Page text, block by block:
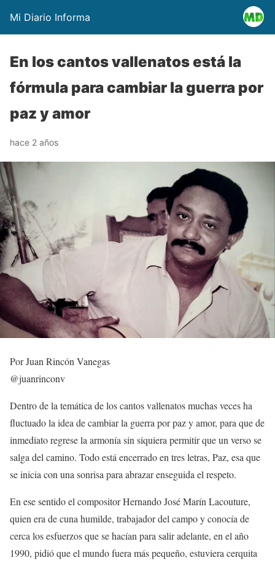
Mi Diario Informa
En los cantos vallenatos está la
fórmula para cambiar la guerra por
paz y amor
hace 2 años
Por Juan Rincón Vanegas
@juanrinconv
Dentro de la temática de los cantos vallenatos muchas veces ha
fluctuado la idea de cambiar la guerra por paz y amor, para que de
inmediato regrese la armonía sin siquiera permitir que un verso se
salga del camino. Todo está encerrado en tres letras, Paz, esa que
se inicia con una sonrisa para abrazar enseguida el respeto.
En ese sentido el compositor Hernando José Marín Lacouture,
quien era de cuna humilde, trabajador del campo y conocía de
cerca los esfuerzos que se hacían para salir adelante, en el año
1990, pidió que el mundo fuera más pequeño, estuviera cerquita